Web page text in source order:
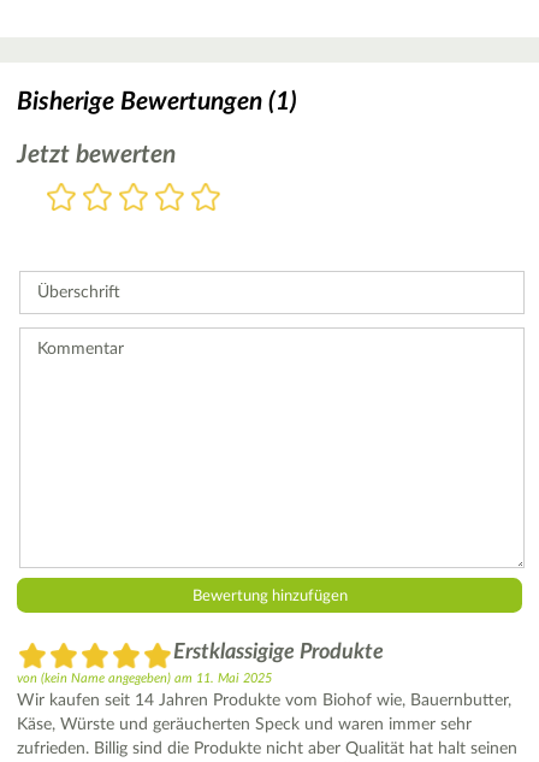
Bisherige Bewertungen (1)
Jetzt bewerten
Bewertung
5
4
3
2
1
eine
Erstklassigige Produkte
von (kein Name angegeben) am 11. Mai 2025
Wir kaufen seit 14 Jahren Produkte vom Biohof wie, Bauernbutter,
Käse, Würste und geräucherten Speck und waren immer sehr
zufrieden. Billig sind die Produkte nicht aber Qualität hat halt seinen